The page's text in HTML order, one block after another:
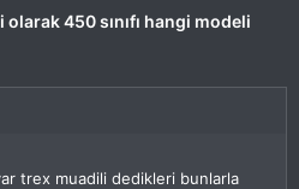
450 sınıfı hangi modeli
trex muadili dedikleri bunlarla